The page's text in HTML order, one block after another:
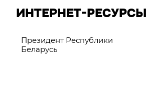
ИНТЕРНЕТ-РЕСУРСЫ
Президент Республики
Беларусь